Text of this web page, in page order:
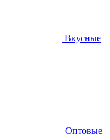
Вкусные
Оптовые